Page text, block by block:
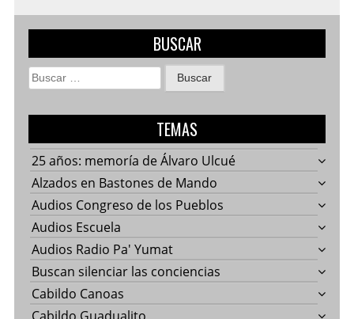
BUSCAR
Buscar:
TEMAS
25 años: memoría de Álvaro Ulcué
Alzados en Bastones de Mando
Audios Congreso de los Pueblos
Audios Escuela
Audios Radio Pa' Yumat
Buscan silenciar las conciencias
Cabildo Canoas